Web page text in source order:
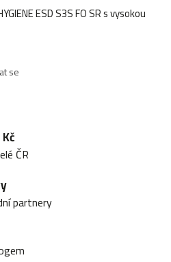
ESD S3S FO SR s vysokou
se
ČR
partnery